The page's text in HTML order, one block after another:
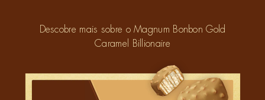
Descobre mais sobre o Magnum Bonbon Gold
Caramel Billionaire